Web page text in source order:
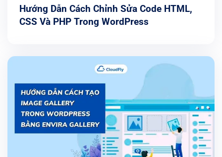
Hướng Dẫn Cách Chỉnh Sửa Code HTML,
CSS Và PHP Trong WordPress